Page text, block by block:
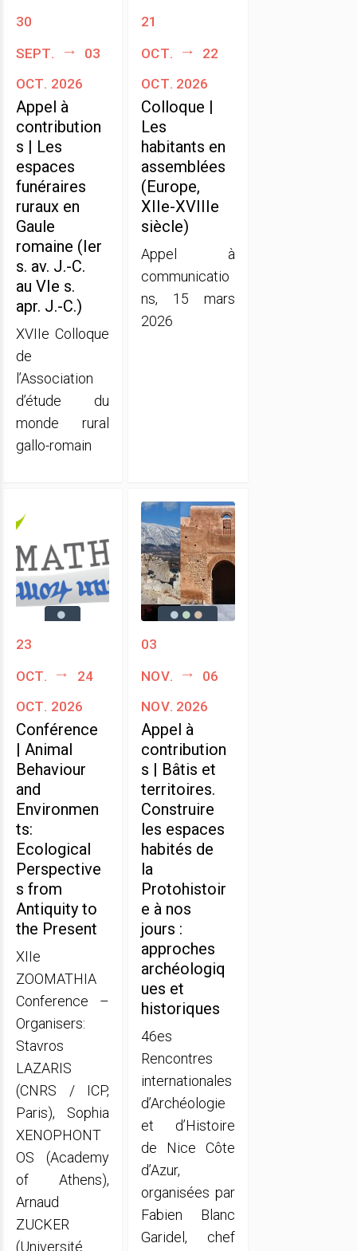
30
sept.
03
oct. 2026
Appel à
contribution
s | Les
espaces
funéraires
ruraux en
Gaule
romaine (Ier
s. av. J.-C.
au VIe s.
apr. J.-C.)
XVIIe Colloque
de
l’Association
d’étude du
monde rural
gallo-romain
21
oct.
22
oct. 2026
Colloque |
Les
habitants en
assemblées
(Europe,
XIIe-XVIIIe
siècle)
Appel à
communicatio
ns, 15 mars
2026
23
oct.
24
oct. 2026
Conférence
| Animal
Behaviour
and
Environmen
ts:
Ecological
Perspective
s from
Antiquity to
the Present
XIIe
ZOOMATHIA
Conference –
Organisers:
Stavros
LAZARIS
(CNRS / ICP,
Paris), Sophia
XENOPHONT
OS (Academy
of Athens),
Arnaud
ZUCKER
(Université
03
nov.
06
nov. 2026
Appel à
contribution
s | Bâtis et
territoires.
Construire
les espaces
habités de
la
Protohistoir
e à nos
jours :
approches
archéologiq
ues et
historiques
46es
Rencontres
internationales
d’Archéologie
et d’Histoire
de Nice Côte
d’Azur,
organisées par
Fabien Blanc
Garidel, chef